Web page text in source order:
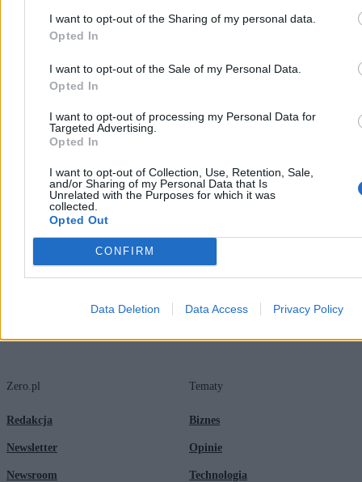
I want to opt-out of the Sharing of my personal data.
Opted In
I want to opt-out of the Sale of my Personal Data.
Opted In
I want to opt-out of processing my Personal Data for
Targeted Advertising.
Opted In
I want to opt-out of Collection, Use, Retention, Sale,
and/or Sharing of my Personal Data that Is
Unrelated with the Purposes for which it was
collected.
Opted Out
CONFIRM
Data Deletion Data Access Privacy Policy
tylko jedną
Ogromne sumy, ale spadły po decyzji Czarzastego. Ile
Kontrowersje w publicznym szpitalu. Zabieg członka rodziny
senatora bez kolejki?
„Niewiarygodne, oszałamiające”. Misja Artemis II po
Kanada dołączy do Unii Europejskiej? Pierwszy taki sondaż
po Davos
Własność nieruchomości w 3D? Ministerstwo szykuje prawną
Kierwiński z Gawkowskim myślą, czym jest małżeństwo.
Zdecyduje więc urzędnik w okienku
Andrzej Śliwka: Chciałbym, aby klucze do sejfu miał polski
prezydent i rząd, a nie Ursula von der Leyen
06:04Szefowa KRS Dagmara Pawełczyk-Woicka: Część sędziów
w normalnym państwie poszłaby siedzieć
Zero.pl
Redakcja
Newsletter
Newsroom
Tematy
Biznes
Opinie
Technologia